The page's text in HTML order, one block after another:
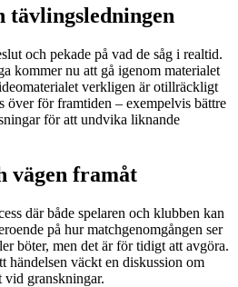
tävlingsledningen
och pekade på vad de såg i realtid.
kommer nu att gå igenom materialet
verkligen är otillräckligt
över för framtiden – exempelvis bättre
för att undvika liknande
vägen framåt
där både spelaren och klubben kan
på hur matchgenomgången ser
böter, men det är för tidigt att avgöra.
händelsen väckt en diskussion om
vid granskningar.